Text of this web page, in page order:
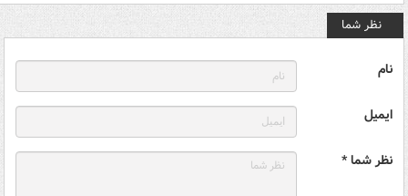
نظر شما
نام
ایمیل
نظر شما *